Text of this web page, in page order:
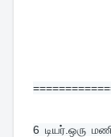
6 டியர்.ஒரு